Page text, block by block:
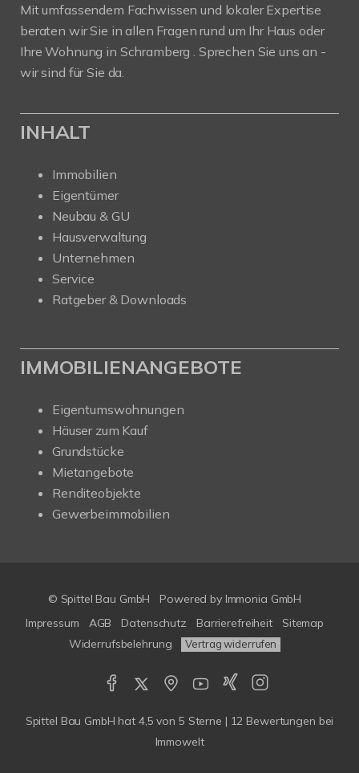
Mit umfassendem Fachwissen und lokaler Expertise
beraten wir Sie in allen Fragen rund um Ihr Haus oder
Ihre Wohnung in Schramberg . Sprechen Sie uns an -
wir sind für Sie da.
INHALT
Immobilien
Eigentümer
Neubau & GU
Hausverwaltung
Unternehmen
Service
Ratgeber & Downloads
IMMOBILIENANGEBOTE
Eigentumswohnungen
Häuser zum Kauf
Grundstücke
Mietangebote
Renditeobjekte
Gewerbeimmobilien
© Spittel Bau GmbH Powered by Immonia GmbH
Impressum
AGB Datenschutz Barrierefreiheit
Sitemap
Widerrufsbelehrung
Vertrag widerrufen
Spittel Bau GmbH hat 4,5 von 5 Sterne | 12 Bewertungen bei
Immowelt